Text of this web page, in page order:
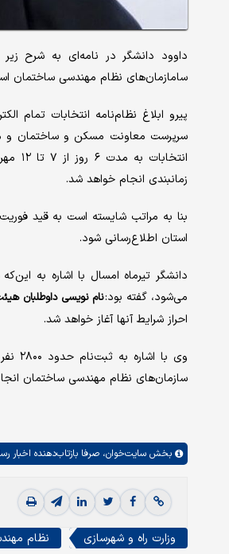
داوود دانشگر در نامه‌ای به شرح
سامازمان‌های نظام مهندسی ساختمان
پیرو ابلاغ نظام‌نامه انتخابات تمام
سرپرست معاونت مسکن و ساختمان و
زمانبندی انجام خواهد شد.
بنا به مراتب شایسته است به قید
استان اطلاع‌رسانی شود.
دانشگر تیرماه امسال با اشاره به
می‌شود، گفته بود:نام نویسی داوطلبان هیئت مدیره‌ها از 22 خرداد آغاز
احراز شرایط آنها آغاز خواهد شد.
سازمان‌های نظام مهندسی ساختمان
بخش سایت‌خوان، صرفا بازتاب‌دهنده
وزارت راه و شهرسازی نظام